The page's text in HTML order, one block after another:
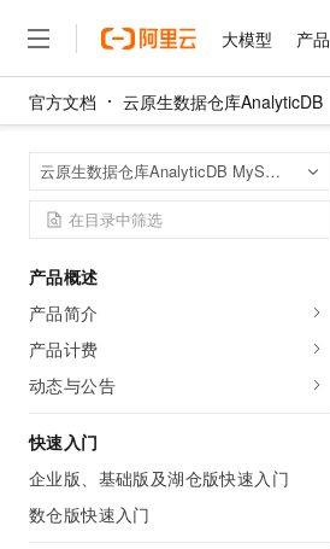
大模型 产品
官方文档 云原生数据仓库AnalyticDB
云原生数据仓库AnalyticDB MySQL版
产品概述
产品简介
产品计费
动态与公告
快速入门
企业版、基础版及湖仓版快速入门
数仓版快速入门
大模型
产品
精选产品
人工智能与机器学习
存储
网络与CDN
解决方案
精选解决方案
AI
现代化应用
安全
权益
定价
云市场
伙伴
服务
了解阿里云